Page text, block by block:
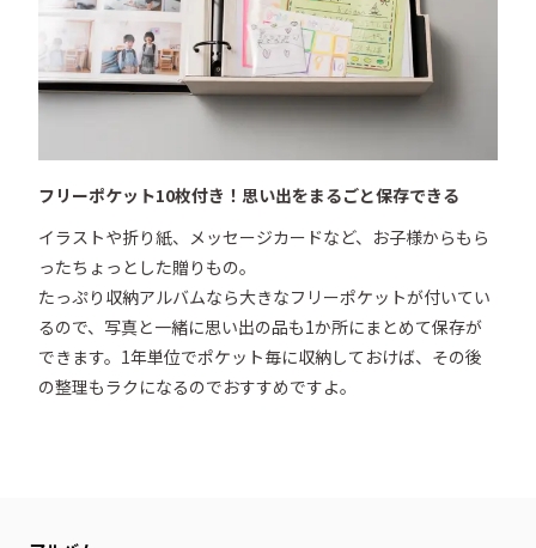
フリーポケット10枚付き！思い出をまるごと保存できる
イラストや折り紙、メッセージカードなど、お子様からもら
ったちょっとした贈りもの。
たっぷり収納アルバムなら大きなフリーポケットが付いてい
るので、写真と一緒に思い出の品も1か所にまとめて保存が
できます。1年単位でポケット毎に収納しておけば、その後
の整理もラクになるのでおすすめですよ。